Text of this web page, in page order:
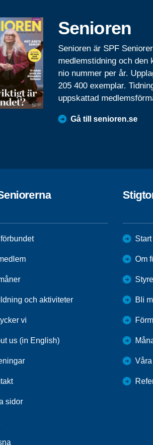
Senioren
Senioren är SPF
medlemstidning och den
nio nummer per år.
205 400 exemplar.
uppskattad
Gå till senioren.se
och aktiviteter
vi
us (in English)
sidor
Start
Om
Bli